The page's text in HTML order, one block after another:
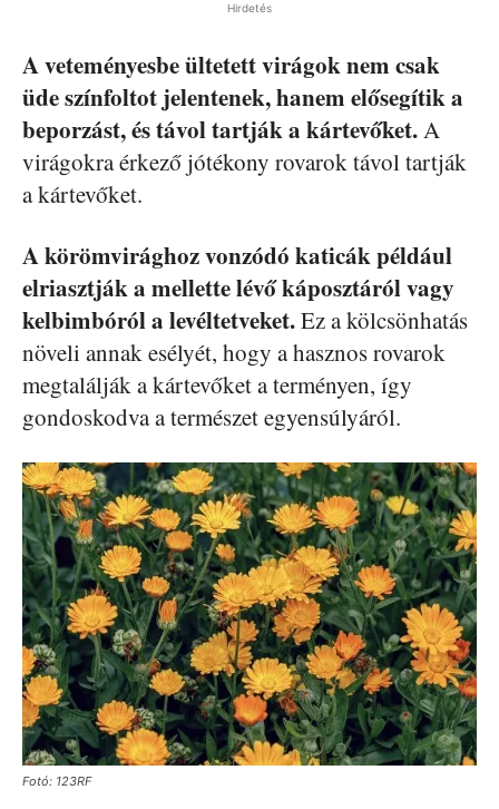
Hirdetés
A veteményesbe ültetett virágok nem csak
üde színfoltot jelentenek, hanem elősegítik a
beporzást, és távol tartják a kártevőket.A
virágokra érkező jótékony rovarok távol tartják
a kártevőket.
A körömvirághoz vonzódó katicák például
elriasztják a mellette lévő káposztáról vagy
kelbimbóról a levéltetveket.Ez a kölcsönhatás
növeli annak esélyét, hogy a hasznos rovarok
megtalálják a kártevőket a terményen, így
gondoskodva a természet egyensúlyáról.
Fotó: 123RF